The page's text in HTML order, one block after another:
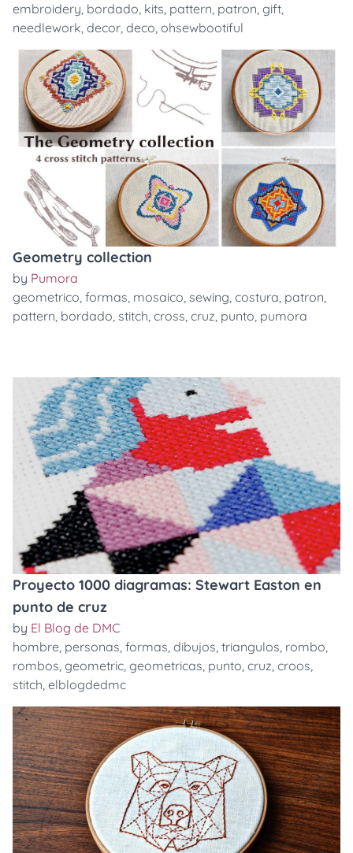
embroidery, bordado, kits, pattern, patron, gift,
needlework, decor, deco, ohsewbootiful
Geometry collection
by Pumora
geometrico, formas, mosaico, sewing, costura, patron,
pattern, bordado, stitch, cross, cruz, punto, pumora
Proyecto 1000 diagramas: Stewart Easton en
punto de cruz
by El Blog de DMC
hombre, personas, formas, dibujos, triangulos, rombo,
rombos, geometric, geometricas, punto, cruz, croos,
stitch, elblogdedmc